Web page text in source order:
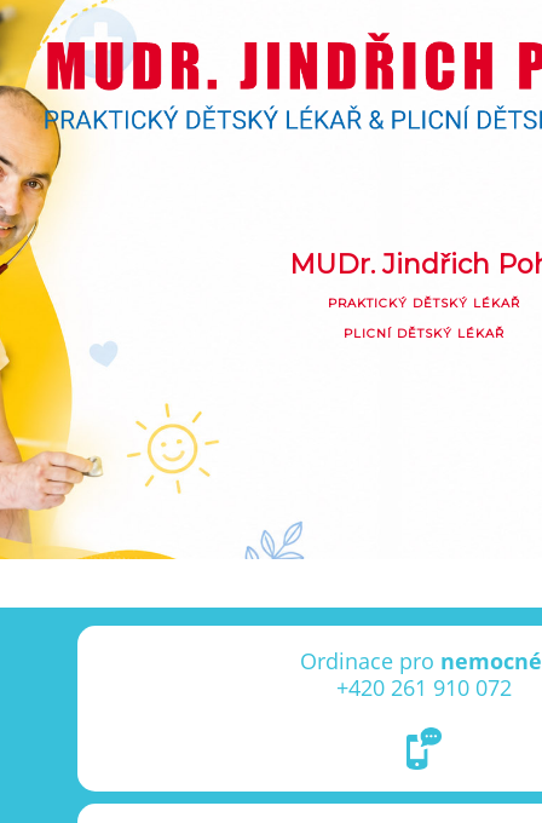
MUDr. Jindřich
PRAKTICKÝ DĚTSKÝ LÉKAŘ
PLICNÍ DĚTSKÝ LÉKAŘ
Ordinace pro nemocné
+420 261 910 072